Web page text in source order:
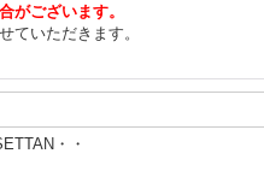
がございます。
ていただきます。
・・